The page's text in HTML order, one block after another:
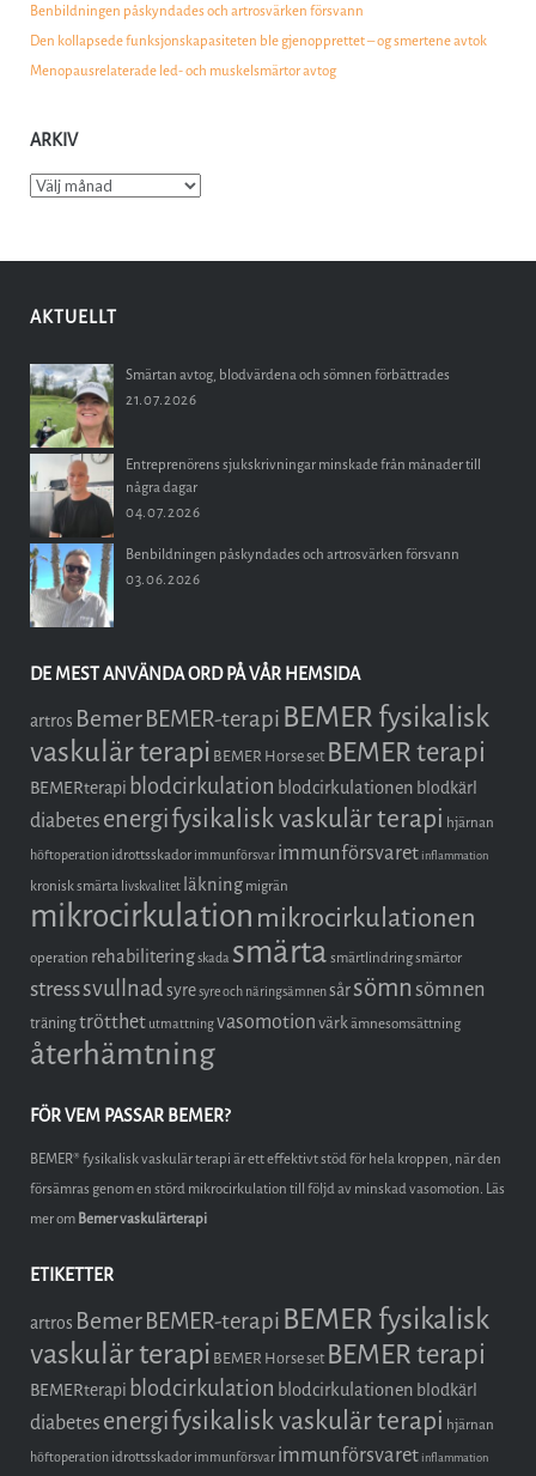
Benbildningen påskyndades och artrosvärken försvann
Den kollapsede funksjonskapasiteten ble gjenopprettet – og smertene avtok
Menopausrelaterade led- och muskelsmärtor avtog
ARKIV
Arkiv
AKTUELLT
Smärtan avtog, blodvärdena och sömnen förbättrades
21.07.2026
Entreprenörens sjukskrivningar minskade från månader till
några dagar
04.07.2026
Benbildningen påskyndades och artrosvärken försvann
03.06.2026
DE MEST ANVÄNDA ORD PÅ VÅR HEMSIDA
artros BemerBEMER-terapi BEMER fysikalisk
vaskulär terapi BEMER Horse set BEMER terapi
BEMERterapi blodcirkulation blodcirkulationen blodkärl
diabetesenergifysikalisk vaskulär terapi hjärnan
höftoperation idrottsskador immunförsvar immunförsvaret inflammation
kronisk smärta livskvalitet läkningmigrän
mikrocirkulation mikrocirkulationen
operation rehabiliteringskada smärtasmärtlindringsmärtor
stresssvullnadsyresyre och näringsämnensårsömnsömnen
träningtrötthet utmattningvasomotionvärkämnesomsättning
återhämtning
FÖR VEM PASSAR BEMER?
BEMER® fysikalisk vaskulär terapi är ett effektivt stöd för hela kroppen, när den
försämras genom en störd mikrocirkulation till följd av minskad vasomotion. Läs
mer omBemer vaskulärterapi
ETIKETTER
artros BemerBEMER-terapi BEMER fysikalisk
vaskulär terapi BEMER Horse set BEMER terapi
BEMERterapi blodcirkulation blodcirkulationen blodkärl
diabetesenergifysikalisk vaskulär terapi hjärnan
höftoperation idrottsskador immunförsvar immunförsvaret inflammation